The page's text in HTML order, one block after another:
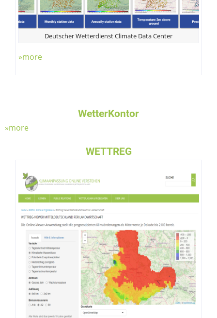
Deutscher Wetterdienst Climate Data Center
»more
WetterKontor
»more
WETTREG